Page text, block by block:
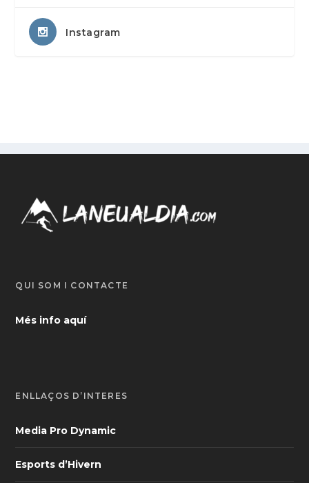
Instagram
QUI SOM I CONTACTE
Més info aquí
ENLLAÇOS D’INTERÈS
Media Pro Dynamic
Esports d’Hivern